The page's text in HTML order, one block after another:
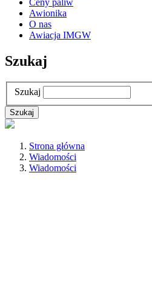
Ceny paliw
Awionika
O nas
Awiacja IMGW
Szukaj
Szukaj
Strona główna
Wiadomości
Wiadomości